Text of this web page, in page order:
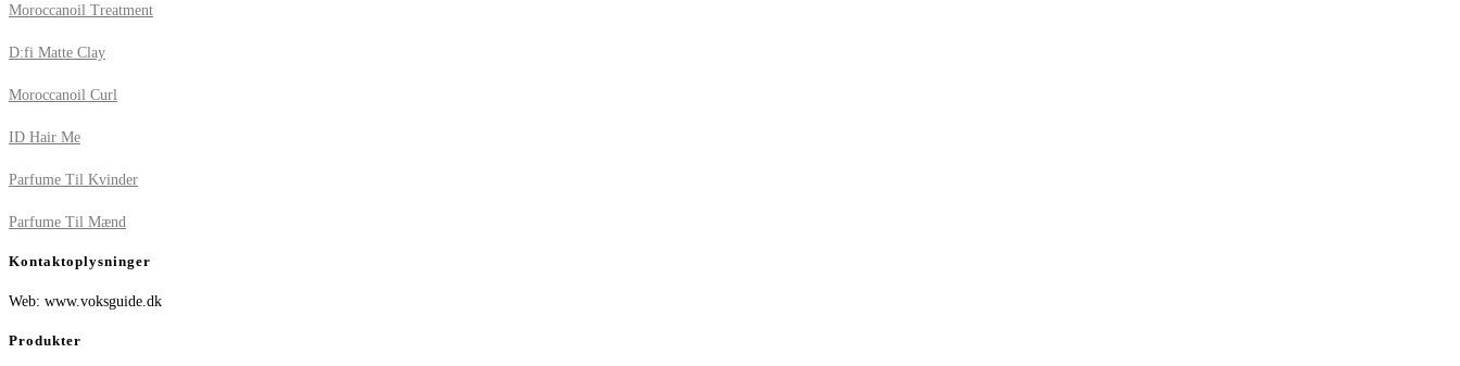
Moroccanoil Treatment
D:fi Matte Clay
Moroccanoil Curl
ID Hair Me
Parfume Til Kvinder
Parfume Til Mænd
Kontaktoplysninger
Web: www.voksguide.dk
Produkter